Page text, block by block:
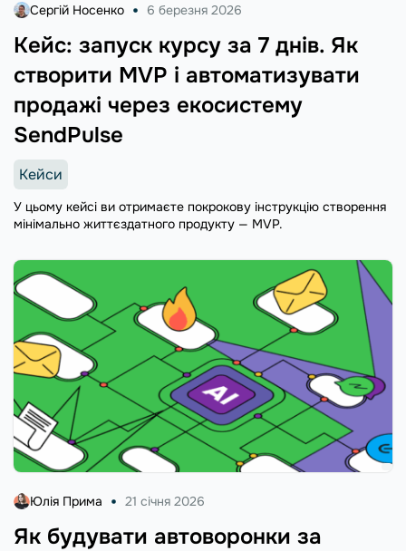
Кейс: запуск курсу за 7 днів. Як
створити MVP і автоматизувати
продажі через екосистему
SendPulse
Сергій Носенко 6 березня 2026
Кейси
У цьому кейсі ви отримаєте покрокову інструкцію створення
мінімально життєздатного продукту — MVP.
Як будувати автоворонки за
Юлія Прима 21 січня 2026